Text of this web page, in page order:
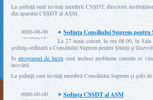
La şedinţă sunt invitaţi membrii CSŞDT, directorii
din aparatul CSŞDT al AŞM.
0000-00-00 Ședința Consiliului Suprem pentru
La 27 iunie curent, la ora 08.00, în
şedinţa ordinară a Consiliului Suprem pentru Ştiinţă şi
În programul de lucru sunt incluse probleme curente ce
inovării.
La şedinţă sunt invitaţi membrii Consiliului Suprem şi şefii
0000-00-00 Şedinţa CSŞDT al AŞM